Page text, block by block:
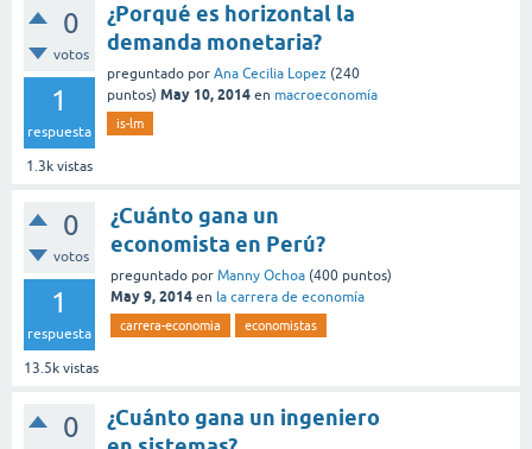
0
votos
1
respuesta
1.3k vistas
¿Porqué es horizontal la
demanda monetaria?
preguntado por Ana Cecilia Lopez (240
puntos) May 10, 2014 en macroeconomía
is-lm
0
votos
1
respuesta
13.5k vistas
¿Cuánto gana un
economista en Perú?
preguntado por Manny Ochoa (400 puntos)
May 9, 2014 en la carrera de economía
carrera-economia economistas
0
¿Cuánto gana un ingeniero